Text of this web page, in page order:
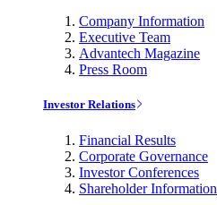
Company Information
Executive Team
Advantech Magazine
Press Room
Investor Relations
Financial Results
Corporate Governance
Investor Conferences
Shareholder Information